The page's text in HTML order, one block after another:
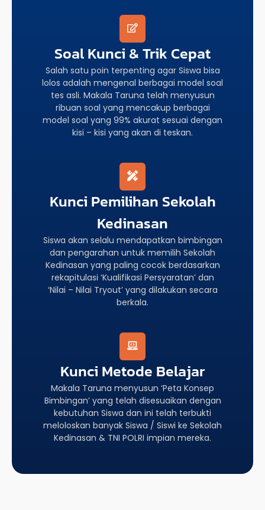
Soal Kunci & Trik Cepat
Salah satu poin terpenting agar Siswa bisa
lolos adalah mengenal berbagai model soal
tes asli. Makala Taruna telah menyusun
ribuan soal yang mencakup berbagai
model soal yang 99% akurat sesuai dengan
kisi – kisi yang akan di teskan.
Kunci Pemilihan Sekolah
Kedinasan
Siswa akan selalu mendapatkan bimbingan
dan pengarahan untuk memilih Sekolah
Kedinasan yang paling cocok berdasarkan
rekapitulasi ‘Kualifikasi Persyaratan’ dan
‘Nilai – Nilai Tryout’ yang dilakukan secara
berkala.
Kunci Metode Belajar
Makala Taruna menyusun ‘Peta Konsep
Bimbingan’ yang telah disesuaikan dengan
kebutuhan Siswa dan ini telah terbukti
meloloskan banyak Siswa / Siswi ke Sekolah
Kedinasan & TNI POLRI impian mereka.